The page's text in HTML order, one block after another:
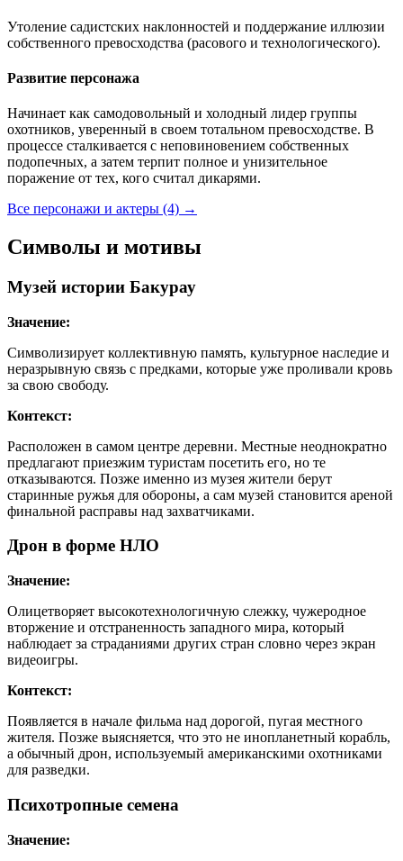
Утоление садистских наклонностей и поддержание иллюзии
собственного превосходства (расового и технологического).
Развитие персонажа
Начинает как самодовольный и холодный лидер группы
охотников, уверенный в своем тотальном превосходстве. В
процессе сталкивается с неповиновением собственных
подопечных, а затем терпит полное и унизительное
поражение от тех, кого считал дикарями.
Все персонажи и актеры (4) →
Символы и мотивы
Музей истории Бакурау
Значение:
Символизирует коллективную память, культурное наследие и
неразрывную связь с предками, которые уже проливали кровь
за свою свободу.
Контекст:
Расположен в самом центре деревни. Местные неоднократно
предлагают приезжим туристам посетить его, но те
отказываются. Позже именно из музея жители берут
старинные ружья для обороны, а сам музей становится ареной
финальной расправы над захватчиками.
Дрон в форме НЛО
Значение:
Олицетворяет высокотехнологичную слежку, чужеродное
вторжение и отстраненность западного мира, который
наблюдает за страданиями других стран словно через экран
видеоигры.
Контекст:
Появляется в начале фильма над дорогой, пугая местного
жителя. Позже выясняется, что это не инопланетный корабль,
а обычный дрон, используемый американскими охотниками
для разведки.
Психотропные семена
Значение: